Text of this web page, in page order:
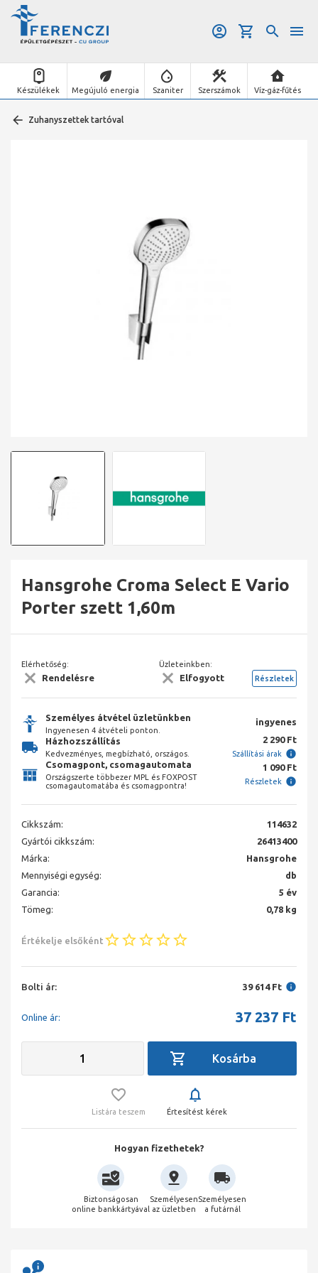
Készülékek Megújuló energia Szaniter Szerszámok Víz-gáz-fűtés
Zuhanyszettek tartóval
Hansgrohe Croma Select E Vario
Porter szett 1,60m
Elérhetőség:
Rendelésre
Üzleteinkben:
Elfogyott Részletek
Személyes átvétel üzletünkben
Ingyenesen 4 átvételi ponton.
ingyenes
Házhozszállítás
Kedvezményes, megbízható, országos.
2 290 Ft
Szállítási árak
Csomagpont, csomagautomata
Országszerte többezer MPL és FOXPOST
csomagautomatába és csomagpontra!
1 090 Ft
Részletek
Cikkszám:
114632
Gyártói cikkszám:
26413400
Márka:
Hansgrohe
Mennyiségi egység:
db
Garancia:
5 év
Tömeg:
0,78 kg
Értékelje elsőként
Bolti ár: 39 614 Ft
Online ár: 37 237 Ft
Listára teszem Értesítést kérek
Hogyan fizethetek?
Biztonságosan
online bankkártyával
Személyesen
az üzletben
Személyesen
a futárnál